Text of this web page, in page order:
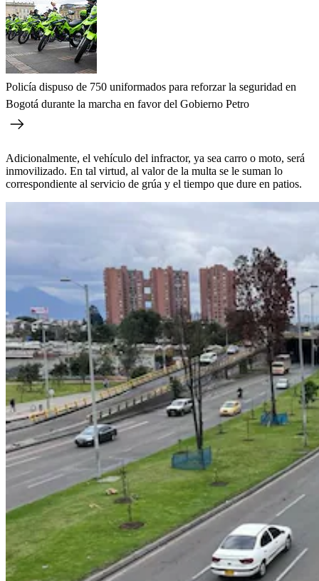
Policía dispuso de 750 uniformados para reforzar la seguridad en
Bogotá durante la marcha en favor del Gobierno Petro
Adicionalmente, el vehículo del infractor, ya sea carro o moto, será
inmovilizado. En tal virtud, al valor de la multa se le suman lo
correspondiente al servicio de grúa y el tiempo que dure en patios.